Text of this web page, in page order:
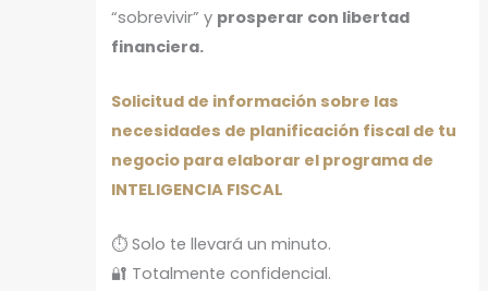
“sobrevivir” y prosperar con libertad
financiera.
Solicitud de información sobre las
necesidades de planificación fiscal de tu
negocio para elaborar el programa de
INTELIGENCIA FISCAL
⏱️ Solo te llevará un minuto.
🔐 Totalmente confidencial.